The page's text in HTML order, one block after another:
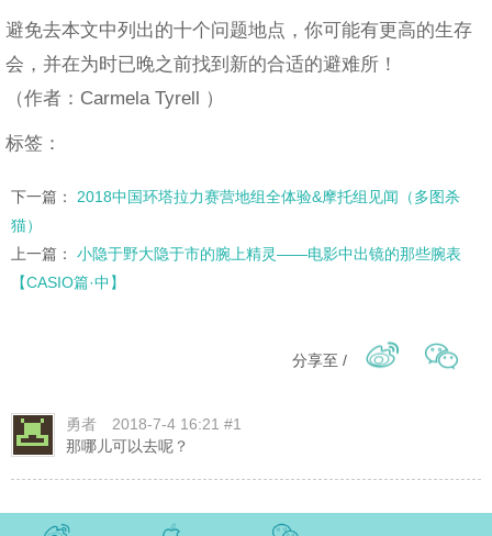
避免去本文中列出的十个问题地点，你可能有更高的生存
会，并在为时已晚之前找到新的合适的避难所！
（作者：Carmela Tyrell ）
标签：
下一篇： 2018中国环塔拉力赛营地组全体验&摩托组见闻（多图杀
猫）
上一篇： 小隐于野大隐于市的腕上精灵——电影中出镜的那些腕表
【CASIO篇·中】
分享至 /
勇者
2018-7-4 16:21 #1
那哪儿可以去呢？